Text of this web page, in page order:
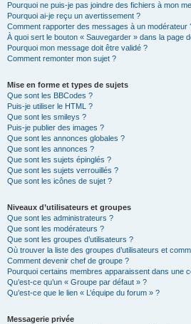
Pourquoi ne puis-je pas joindre des fichiers à mon
Pourquoi ai-je reçu un avertissement ?
Comment rapporter des messages à un modérateur
À quoi sert le bouton « Sauvegarder » dans la page
Pourquoi mon message doit être validé ?
Comment remonter mon sujet ?
Mise en forme et types de sujets
Que sont les BBCodes ?
Puis-je utiliser le HTML ?
Que sont les smileys ?
Puis-je publier des images ?
Que sont les annonces globales ?
Que sont les annonces ?
Que sont les sujets épinglés ?
Que sont les sujets verrouillés ?
Que sont les icônes de sujet ?
Niveaux d’utilisateurs et groupes
Que sont les administrateurs ?
Que sont les modérateurs ?
Que sont les groupes d’utilisateurs ?
Où trouver la liste des groupes d’utilisateurs et
Comment devenir chef de groupe ?
Pourquoi certains membres apparaissent dans une
Qu’est-ce qu’un « Groupe par défaut » ?
Qu’est-ce que le lien « L’équipe du forum » ?
Messagerie privée